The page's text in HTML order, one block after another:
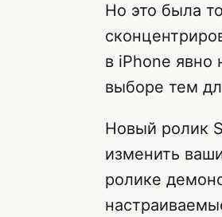
Но это была
в iPhone явно
выборе тем
Новый ролик
изменить
ролике